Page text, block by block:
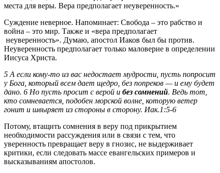
места для веры. Вера предполагает неуверенность.»
Суждение неверное. Напоминает: Свобода – это рабство и
война – это мир. Также и «вера предполагает
неуверенность». Думаю, апостол Иаков был бы против.
Неуверенность предполагает только маловерие в определении
Иисуса Христа.
5 А если кому‑то из вас недостает мудрости, пусть попросит
у Бога, который всем дает щедро, без попреков — и ему будет
дано. 6 Но пусть просит с верой и без сомнений. Ведь тот,
кто сомневается, подобен морской волне, которую ветер
гонит и швыряет из стороны в сторону. Иак.1:5-6
Потому, втащить сомнения в веру под прикрытием
необходимости рассуждения или в связи с тем, что
уверенность превращает веру в гнозис, не выдерживает
критики, если следовать массе евангельских примеров и
высказываниям апостолов.